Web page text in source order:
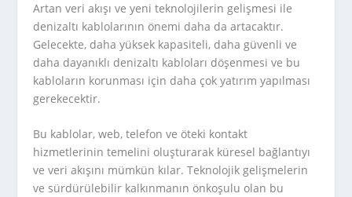
Artan veri akışı ve yeni teknolojilerin gelişmesi ile
denizaltı kablolarının önemi daha da artacaktır.
Gelecekte, daha yüksek kapasiteli, daha güvenli ve
daha dayanıklı denizaltı kabloları döşenmesi ve bu
kabloların korunması için daha çok yatırım yapılması
gerekecektir.
Bu kablolar, web, telefon ve öteki kontakt
hizmetlerinin temelini oluşturarak küresel bağlantıyı
ve veri akışını mümkün kılar. Teknolojik gelişmelerin
ve sürdürülebilir kalkınmanın önkoşulu olan bu